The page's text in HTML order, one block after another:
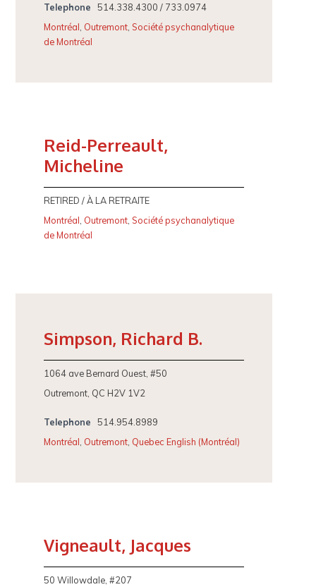
Telephone
514.338.4300 / 733.0974
Montréal, Outremont, Société psychanalytique
de Montréal
Reid-Perreault,
Micheline
RETIRED / À LA RETRAITE
Montréal, Outremont, Société psychanalytique
de Montréal
Simpson, Richard B.
1064 ave Bernard Ouest, #50
Outremont, QC H2V 1V2
Telephone
514.954.8989
Montréal, Outremont, Quebec English (Montréal)
Vigneault, Jacques
50 Willowdale, #207